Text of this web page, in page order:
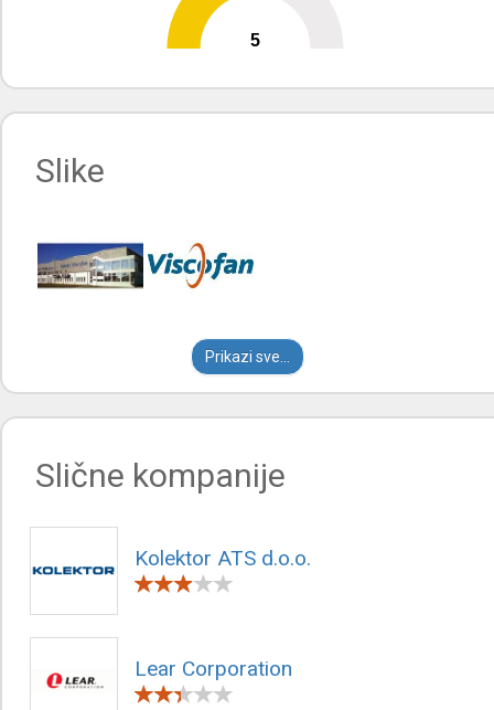
5
Slike
Prikazi sve...
Slične kompanije
Kolektor ATS d.o.o.
Lear Corporation